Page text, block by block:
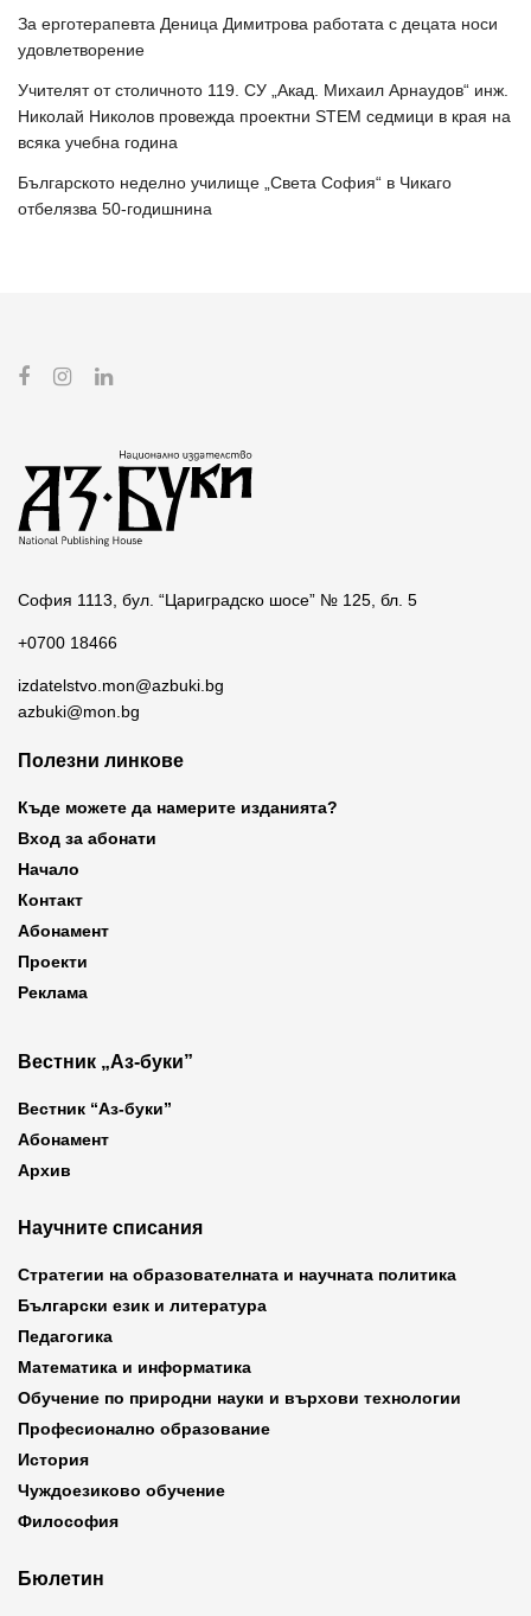
За ерготерапевта Деница Димитрова работата с децата носи
удовлетворение
Учителят от столичното 119. СУ „Акад. Михаил Арнаудов“ инж.
Николай Николов провежда проектни STEM седмици в края на
всяка учебна година
Българското неделно училище „Света София“ в Чикаго
отбелязва 50-годишнина
София 1113, бул. “Цариградско шосе” № 125, бл. 5
+0700 18466
izdatelstvo.mon@azbuki.bg
azbuki@mon.bg
Полезни линкове
Къде можете да намерите изданията?
Вход за абонати
Начало
Контакт
Абонамент
Проекти
Реклама
Вестник „Аз-буки”
Вестник “Аз-буки”
Абонамент
Архив
Научните списания
Стратегии на образователната и научната политика
Български език и литература
Педагогика
Математика и информатика
Обучение по природни науки и върхови технологии
Професионално образование
История
Чуждоезиково обучение
Философия
Бюлетин